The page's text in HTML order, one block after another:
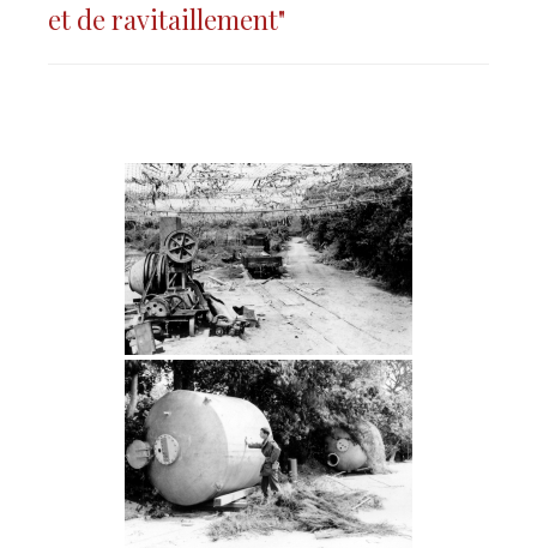
et de ravitaillement"